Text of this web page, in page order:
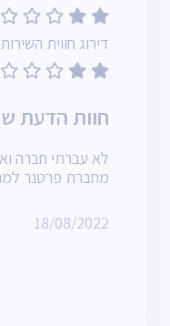
דירוג חווית השירות
חוות הדעת
לא עברתי חברה
מחברת פרטנר
18/08/2022